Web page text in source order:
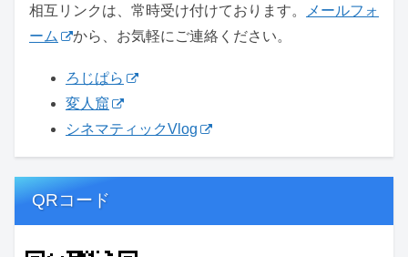
相互リンクは、常時受け付けております。
メールフォ
ーム
から、お気軽にご連絡ください。
ろじぱら
変人窟
シネマティックVlog
QRコード